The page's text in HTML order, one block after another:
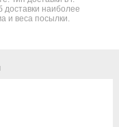
наиболее
и веса посылки.